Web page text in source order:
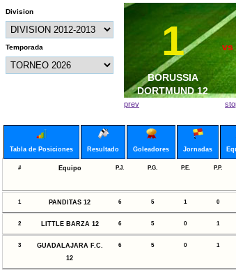
Division
Temporada 1
BORUSSIA
DORTMUND 12
vs
prev
Tabla de Posiciones Resultado Goleadores Jornadas
# Equipo P.J. P.G. P.E. P.P.
1 PANDITAS 12 6 5 1 0
2 LITTLE BARZA 12 6 5 0 1
3
GUADALAJARA F.C.
12
6 5 0 1